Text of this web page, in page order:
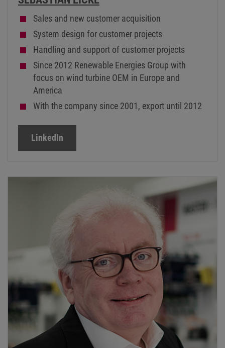
Sales and new customer acquisition
System design for customer projects
Handling and support of customer projects
Since 2012 Renewable Energies Group with
focus on wind turbine OEM in Europe and
America
With the company since 2001, export until 2012
LinkedIn